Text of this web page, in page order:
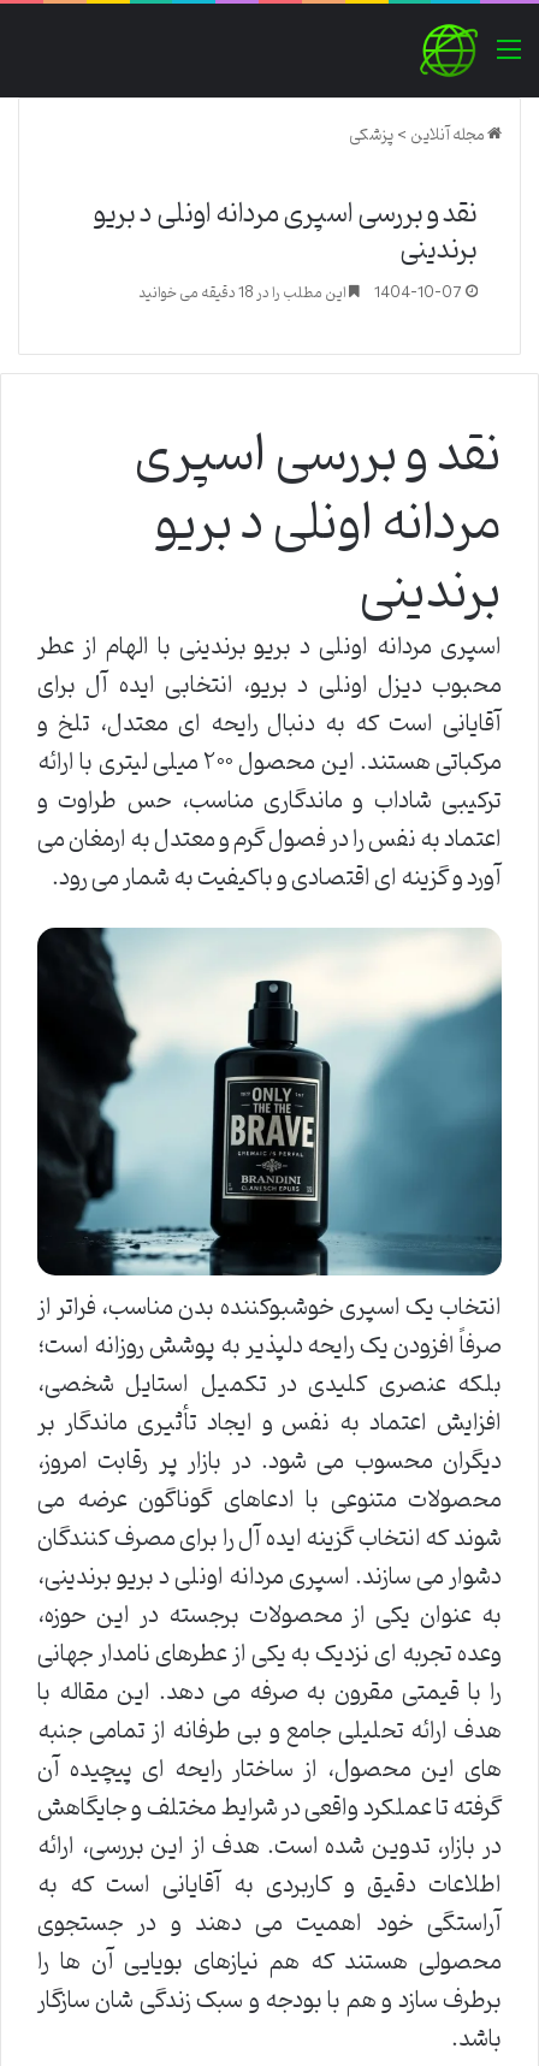
منو
مجله آنلاین>پزشکی
نقد و بررسی اسپری مردانه اونلی د بریو
برندینی
1404-10-07 این مطلب را در 18 دقیقه می خوانید
نقد و بررسی اسپری
مردانه اونلی د بریو
برندینی
اسپری مردانه اونلی د بریو برندینی با الهام از عطر
محبوب دیزل اونلی د بریو، انتخابی ایده آل برای
آقایانی است که به دنبال رایحه ای معتدل، تلخ و
مرکباتی هستند. این محصول ۲۰۰ میلی لیتری با ارائه
ترکیبی شاداب و ماندگاری مناسب، حس طراوت و
اعتماد به نفس را در فصول گرم و معتدل به ارمغان می
آورد و گزینه ای اقتصادی و باکیفیت به شمار می رود.
انتخاب یک اسپری خوشبوکننده بدن مناسب، فراتر از
صرفاً افزودن یک رایحه دلپذیر به پوشش روزانه است؛
بلکه عنصری کلیدی در تکمیل استایل شخصی،
افزایش اعتماد به نفس و ایجاد تأثیری ماندگار بر
دیگران محسوب می شود. در بازار پر رقابت امروز،
محصولات متنوعی با ادعاهای گوناگون عرضه می
شوند که انتخاب گزینه ایده آل را برای مصرف کنندگان
دشوار می سازند. اسپری مردانه اونلی د بریو برندینی،
به عنوان یکی از محصولات برجسته در این حوزه،
وعده تجربه ای نزدیک به یکی از عطرهای نامدار جهانی
را با قیمتی مقرون به صرفه می دهد. این مقاله با
هدف ارائه تحلیلی جامع و بی طرفانه از تمامی جنبه
های این محصول، از ساختار رایحه ای پیچیده آن
گرفته تا عملکرد واقعی در شرایط مختلف و جایگاهش
در بازار، تدوین شده است. هدف از این بررسی، ارائه
اطلاعات دقیق و کاربردی به آقایانی است که به
آراستگی خود اهمیت می دهند و در جستجوی
محصولی هستند که هم نیازهای بویایی آن ها را
برطرف سازد و هم با بودجه و سبک زندگی شان سازگار
باشد.